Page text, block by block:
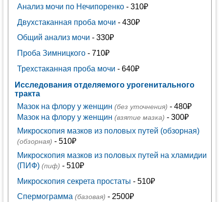
Анализ мочи по Нечипоренко- 310₽
Двухстаканная проба мочи - 430₽
Общий анализ мочи - 330₽
Проба Зимницкого- 710₽
Трехстаканная проба мочи - 640₽
Исследования отделяемого урогенитального
тракта
Мазок на флору у женщин (без уточнения) - 480₽
Мазок на флору у женщин (взятие мазка) - 300₽
Микроскопия мазков из половых путей (обзорная)
(обзорная) - 510₽
Микроскопия мазков из половых путей на хламидии
(ПИФ) (пиф) - 510₽
Микроскопия секрета простаты - 510₽
Спермограмма (базовая) - 2500₽